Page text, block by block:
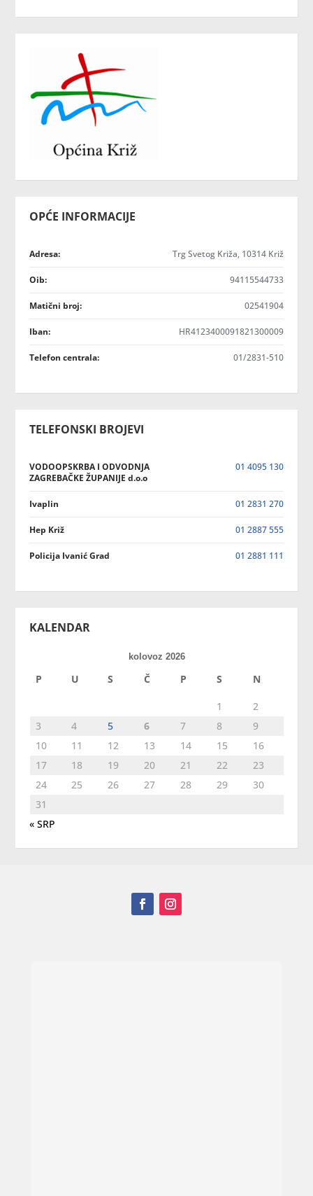
OPĆE INFORMACIJE
Adresa: Trg Svetog Križa, 10314 Križ
Oib: 94115544733
Matični broj: 02541904
Iban: HR4123400091821300009
Telefon centrala: 01/2831-510
TELEFONSKI BROJEVI
VODOOPSKRBA I ODVODNJA
ZAGREBAČKE ŽUPANIJE d.o.o
01 4095 130
Ivaplin 01 2831 270
Hep Križ 01 2887 555
Policija Ivanić Grad 01 2881 111
KALENDAR
kolovoz 2026
P U S Č P S N
1
2
3
4 5 6 7 8
9
10
11 12 13 14 15
16
17
18 19 20 21 22
23
24
25 26 27 28 29
30
31
« SRP